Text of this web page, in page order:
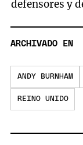
defensores y
ARCHIVADO EN
ANDY BURNHAM
REINO UNIDO